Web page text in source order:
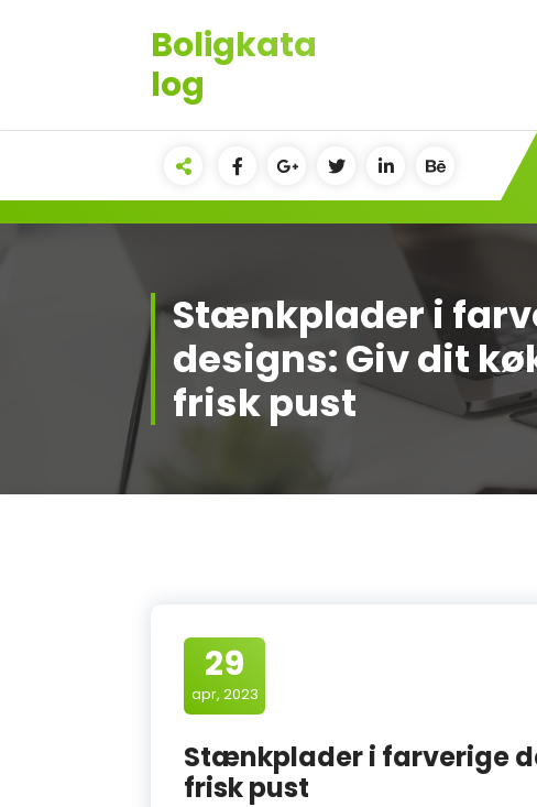
Boligkata
log
Stænkplader i
designs: Giv dit
frisk pust
29
apr, 2023
Stænkplader i farverige
frisk pust